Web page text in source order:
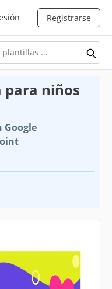
Registrarse
para niños
Google
Google Slides